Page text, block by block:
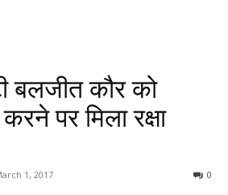
बलजीत कौर को
पर मिला रक्षा
1, 2017 0